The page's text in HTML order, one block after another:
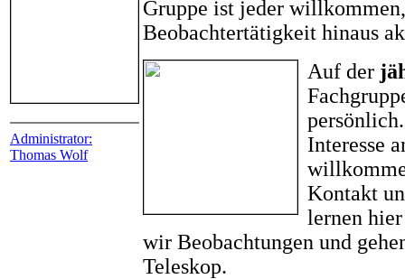
Administrator:
Thomas Wolf
Gruppe ist jeder
Beobachtertätigkeit hinaus
Auf der
Interesse
Kontakt
lernen
wir Beobachtungen und
Teleskop.